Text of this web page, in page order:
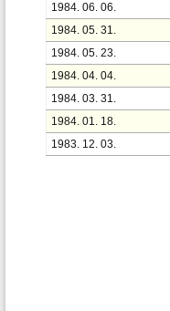
1984. 06. 06.
1984. 05. 31.
1984. 05. 23.
1984. 04. 04.
1984. 03. 31.
1984. 01. 18.
1983. 12. 03.